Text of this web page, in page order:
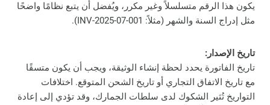
يكون هذا الرقم متسلسلاً وغير مكرر، ويُفضل أن يتبع نظامًا واضحًا
مثل إدراج السنة والشهر (مثلاً: INV-2025-07-001).
تاريخ الإصدار:
تاريخ الفاتورة يحدد لحظة إنشاء الوثيقة، ويجب أن يكون متسقًا
مع تاريخ الاتفاق التجاري أو تاريخ الشحن المتوقع. اختلافات
التواريخ تُثير الشكوك لدى سلطات الجمارك، وقد تؤدي إلى إعادة